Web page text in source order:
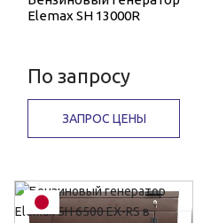
Elemax SH 13000R
По запросу
ЗАПРОС ЦЕНЫ